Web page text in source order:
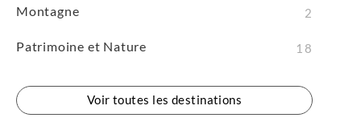
Montagne 2
Patrimoine et Nature 18
Voir toutes les destinations